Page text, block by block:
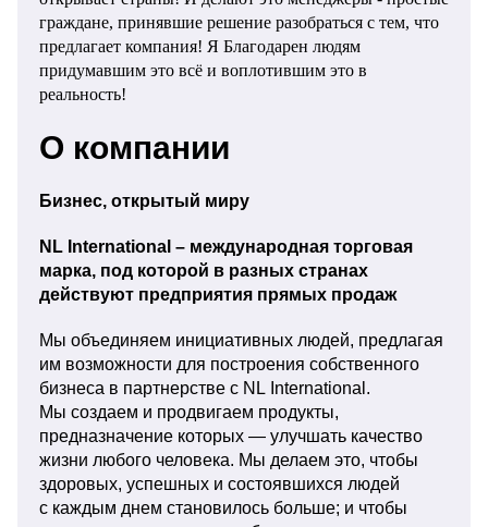
граждане, принявшие решение разобраться с тем, что
предлагает компания! Я Благодарен людям
придумавшим это всё и воплотившим это в
реальность!
О компании
Бизнес, открытый миру
NL International – международная торговая
марка, под которой в разных странах
действуют предприятия прямых продаж
Мы объединяем инициативных людей, предлагая
им возможности для построения собственного
бизнеса в партнерстве с NL International.
Мы создаем и продвигаем продукты,
предназначение которых — улучшать качество
жизни любого человека. Мы делаем это, чтобы
здоровых, успешных и состоявшихся людей
с каждым днем становилось больше; и чтобы